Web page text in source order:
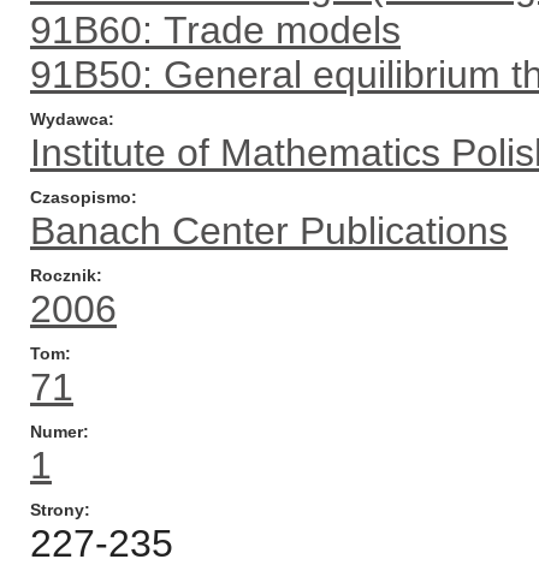
91B60: Trade models
91B50: General equilibrium
Wydawca
Institute of Mathematics
Czasopismo
Banach Center Publications
Rocznik
2006
Tom
71
Numer
1
Strony
227-235